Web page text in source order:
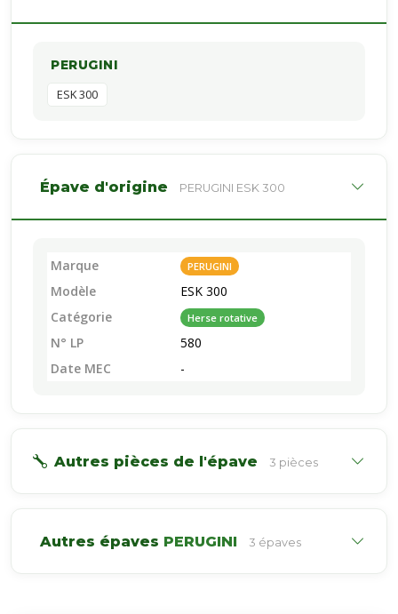
PERUGINI
ESK 300
Épave d'origine PERUGINI ESK 300
Marque PERUGINI
Modèle
ESK 300
Catégorie
Herse rotative
N° LP
580
Date MEC
-
Autres pièces de l'épave 3 pièces
Autres épaves PERUGINI 3 épaves